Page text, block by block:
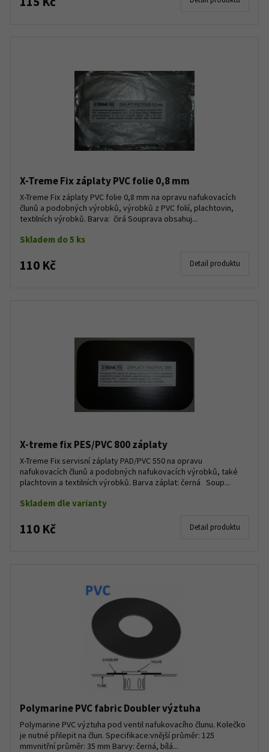
X-Treme Fix záplaty PVC folie 0,8 mm
X-Treme Fix záplaty PVC folie 0,8 mm na opravu nafukovacích
člunů a podobných výrobků, výrobků z PVC folií, plachtovin,
textilních výrobků. Barva: čirá Souprava obsahuj...
Skladem do 5 ks
110 Kč Detail produktu
X-treme fix PES/PVC 800 záplaty
X-Treme Fix servisní záplaty PAD/PVC 550 na opravu
nafukovacích člunů a podobných nafukovacích výrobků, také
plachtovin a textilních výrobků. Barva záplat: černá Soup...
Skladem dle varianty
110 Kč Detail produktu
Polymarine PVC fabric Doubler výztuha
Polymarine PVC výztuha pod ventil nafukovacího člunu. Kolečko
je nutné přilepit na člun. Specifikace:vnější průměr: 125
mmvnitřní průměr: 35 mm Barvy: černá, bílá...